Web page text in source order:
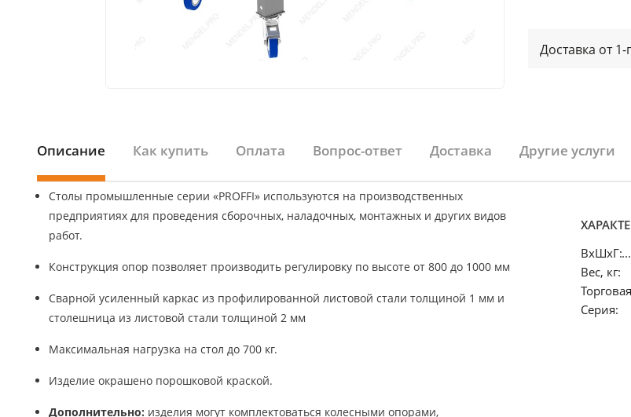
Доставка от 1-
Описание Как купить Оплата Вопрос-ответ Доставка Другие услуги
Столы промышленные серии «PROFFI» используются на производственных
предприятиях для проведения сборочных, наладочных, монтажных и других видов
работ.
Конструкция опор позволяет производить регулировку по высоте от 800 до 1000 мм
Сварной усиленный каркас из профилированной листовой стали толщиной 1 мм и
столешница из листовой стали толщиной 2 мм
Максимальная нагрузка на стол до 700 кг.
Изделие окрашено порошковой краской.
Дополнительно: изделия могут комплектоваться колесными опорами,
ВхШхГ:
Вес, кг:
Серия: